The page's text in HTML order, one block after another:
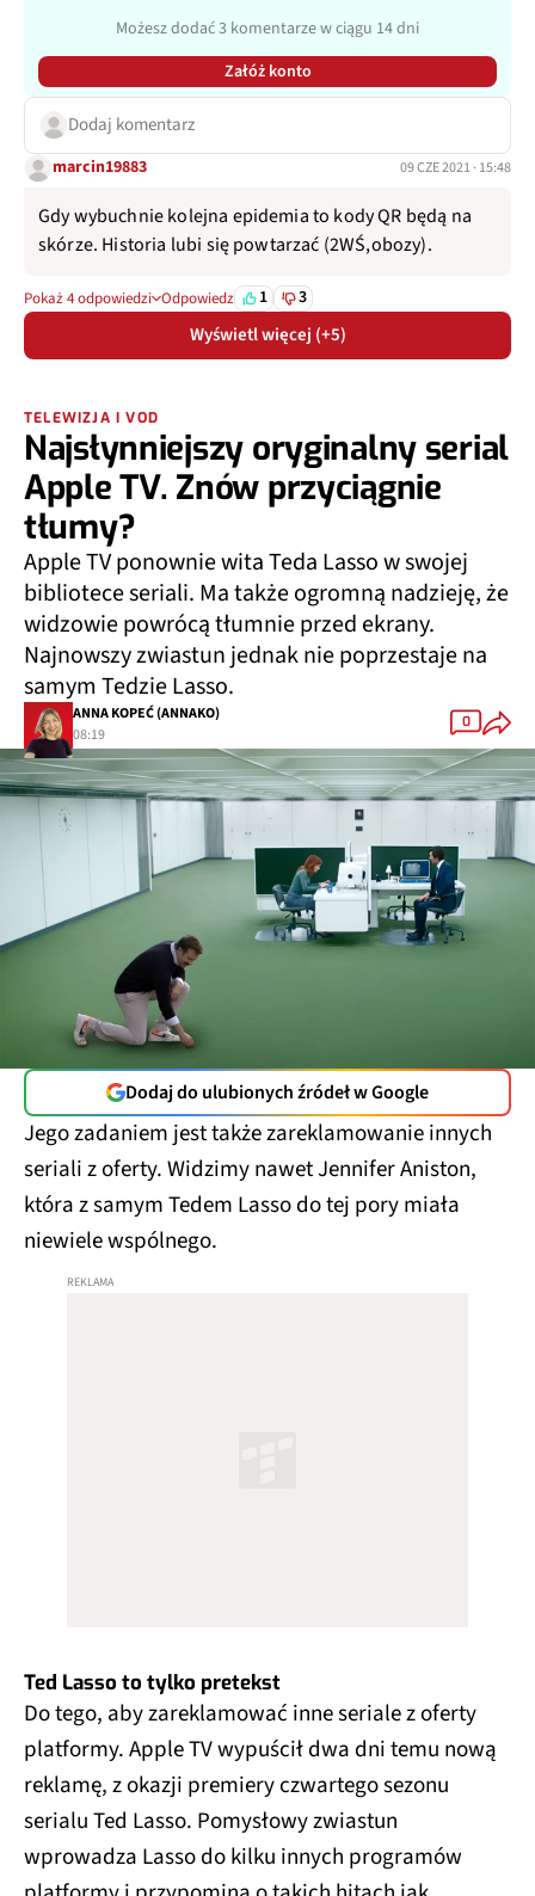
Możesz dodać 3 komentarze w ciągu 14 dni
Załóż konto
Dodaj komentarz
marcin19883 09 CZE 2021 · 15:48
Gdy wybuchnie kolejna epidemia to kody QR będą na
skórze. Historia lubi się powtarzać (2WŚ,obozy).
Pokaż 4 odpowiedzi Odpowiedz 1 3
Wyświetl więcej (+5)
TELEWIZJA I VOD
Najsłynniejszy oryginalny serial
Apple TV. Znów przyciągnie
tłumy?
Apple TV ponownie wita Teda Lasso w swojej
bibliotece seriali. Ma także ogromną nadzieję, że
widzowie powrócą tłumnie przed ekrany.
Najnowszy zwiastun jednak nie poprzestaje na
samym Tedzie Lasso.
ANNA KOPEĆ (ANNAKO)
08:19
0
Dodaj do ulubionych źródeł w Google
Jego zadaniem jest także zareklamowanie innych
seriali z oferty. Widzimy nawet Jennifer Aniston,
która z samym Tedem Lasso do tej pory miała
niewiele wspólnego.
Ted Lasso to tylko pretekst
Do tego, aby zareklamować inne seriale z oferty
platformy. Apple TV wypuścił dwa dni temu nową
reklamę, z okazji premiery czwartego sezonu
serialu Ted Lasso. Pomysłowy zwiastun
wprowadza Lasso do kilku innych programów